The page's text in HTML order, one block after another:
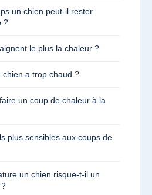
un chien peut-il rester
?
le plus la chaleur ?
chien a trop chaud ?
un coup de chaleur à la
plus sensibles aux coups de
un chien risque-t-il un